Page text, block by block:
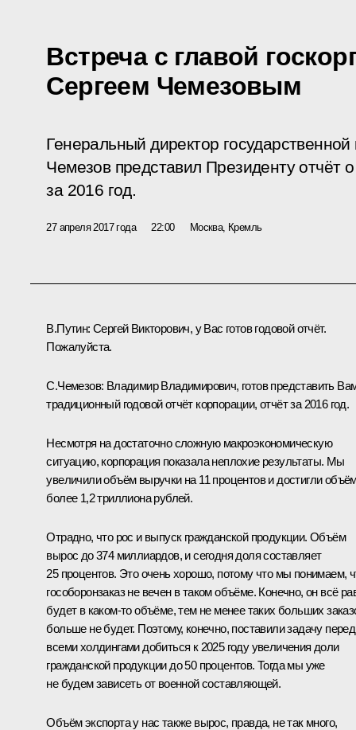
Встреча с главой
Сергеем Чемезовым
Генеральный директор
Чемезов представил Президенту отчёт
за 2016 год.
27 апреля 2017 года 22:00 Москва, Кремль
В.Путин: Сергей Викторович, у Вас готов годовой отчёт.
Пожалуйста.
С.Чемезов: Владимир Владимирович, готов представить
традиционный годовой отчёт корпорации, отчёт за 2016 год.
Несмотря на достаточно сложную макроэкономическую
ситуацию, корпорация показала неплохие результаты. Мы
увеличили объём выручки на 11 процентов и достигли
более 1,2 триллиона рублей.
Отрадно, что рос и выпуск гражданской продукции. Объём
вырос до 374 миллиардов, и сегодня доля составляет
25 процентов. Это очень хорошо, потому что мы понимаем,
гособоронзаказ не вечен в таком объёме. Конечно, он всё
будет в каком‑то объёме, тем не менее таких больших
больше не будет. Поэтому, конечно, поставили задачу перед
всеми холдингами добиться к 2025 году увеличения доли
гражданской продукции до 50 процентов. Тогда мы уже
не будем зависеть от военной составляющей.
Объём экспорта у нас также вырос, правда, не так много,